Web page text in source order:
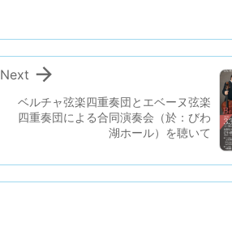
ベルチャ弦楽四重奏団とエベーヌ弦楽
四重奏団による合同演奏会（於：びわ
湖ホール）を聴いて

Next